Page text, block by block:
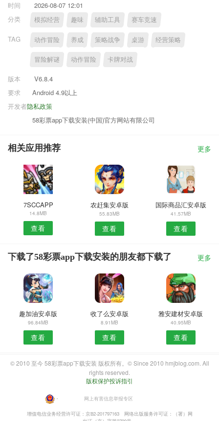
时间
2026-08-07 12:01
分类
模拟经营 趣味 辅助工具 赛车竞速
TAG 动作冒险 养成 策略战争 桌游 经营策略
冒险解谜 动作冒险 卡牌对战
版本
V6.8.4
要求
Android 4.9以上
隐私政策
开发者
58彩票app下载安装(中国)官方网站有限公司
相关应用推荐 更多
7SCCAPP
14.8MB
查看
农赶集安卓版
55.83MB
查看
国际商品汇安卓版
41.57MB
查看
下载了58彩票app下载安装的朋友都下载了 更多
趣加油安卓版
96.84MB
查看
收了么安卓版
8.91MB
查看
雅安建材安卓版
40.95MB
查看
© 2010 至今 58彩票app下载安装 版权所有。© Since 2010 hmjblog.com. All
rights reserved.
版权保护投诉指引
・ 网上有害信息举报专区
增值电信业务经营许可证：京B2-201797163
网络出版服务许可证：（署）网